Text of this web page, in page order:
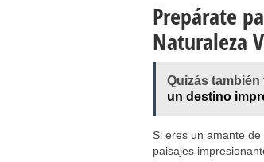
Prepárate
Naturaleza
Quizás también
un destino
Si eres un amante
paisajes